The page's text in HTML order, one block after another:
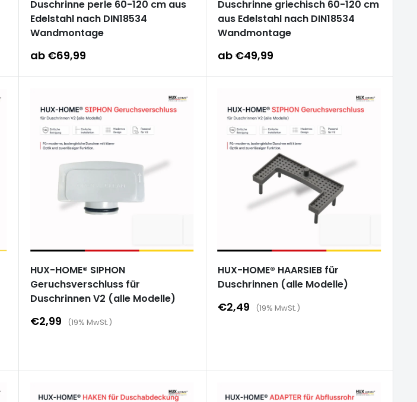
Duschrinne perle 60-120 cm aus
Edelstahl nach DIN18534
Wandmontage
Sonderpreis
ab €69,99
Duschrinne griechisch 60-120 cm
aus Edelstahl nach DIN18534
Wandmontage
Sonderpreis
ab €49,99
HUX-HOME® SIPHON
Geruchsverschluss für
Duschrinnen V2 (alle Modelle)
Sonderpreis
€2,99 (19% MwSt.)
HUX-HOME® HAARSIEB für
Duschrinnen (alle Modelle)
Sonderpreis
€2,49 (19% MwSt.)